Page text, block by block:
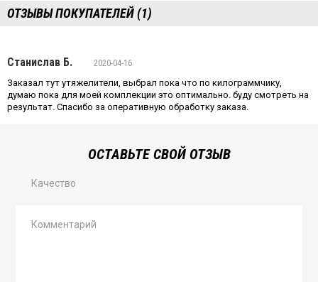
ОТЗЫВЫ ПОКУПАТЕЛЕЙ (1)
Станислав Б.
2020-04-16
Заказал тут утяжелители, выбрал пока что по килограммчику,
думаю пока для моей комплекции это оптимально. буду смотреть на
результат. Спасибо за оперативную обработку заказа.
ОСТАВЬТЕ СВОЙ ОТЗЫВ
Качество